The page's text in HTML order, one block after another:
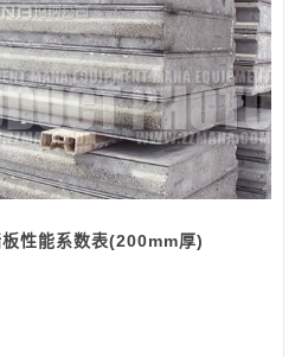
性能系数表(200mm厚)